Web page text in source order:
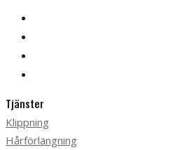
Tjänster
Klippning
Hårförlängning